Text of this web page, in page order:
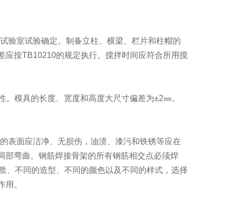
验室试验确定。制备立柱、横梁、栏片和柱帽的
应按TB10210的规定执行。搅拌时间应符合所用搅
模具的长度、宽度和高度大尺寸偏差为±2㎜。
表面应洁净、无损伤，油渍、漆污和铁锈等应在
部弯曲。钢筋焊接骨架的所有钢筋相交点必须焊
、不同的造型、不同的颜色以及不同的样式，选择
。